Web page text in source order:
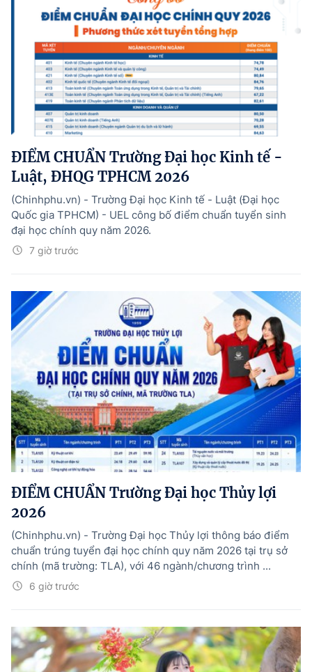
ĐIỂM CHUẨN Trường Đại học Kinh tế -
Luật, ĐHQG TPHCM 2026
7 giờ trước
(Chinhphu.vn) - Trường Đại học Kinh tế - Luật (Đại học
Quốc gia TPHCM) - UEL công bố điểm chuẩn tuyển sinh
đại học chính quy năm 2026.
ĐIỂM CHUẨN Trường Đại học Thủy lợi
2026
6 giờ trước
(Chinhphu.vn) - Trường Đại học Thủy lợi thông báo điểm
chuẩn trúng tuyển đại học chính quy năm 2026 tại trụ sở
chính (mã trường: TLA), với 46 ngành/chương trình ...